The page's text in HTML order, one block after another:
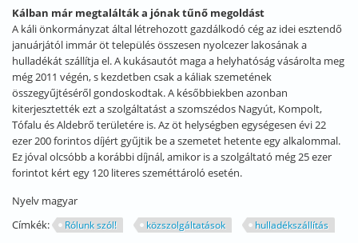
Kálban már megtalálták a jónak tűnő megoldást
A káli önkormányzat által létrehozott gazdálkodó cég az idei esztendő
januárjától immár öt település összesen nyolcezer lakosának a
hulladékát szállítja el. A kukásautót maga a helyhatóság vásárolta meg
még 2011 végén, s kezdetben csak a káliak szemetének
összegyűjtéséről gondoskodtak. A későbbiekben azonban
kiterjesztették ezt a szolgáltatást a szomszédos Nagyút, Kompolt,
Tófalu és Aldebrő területére is. Az öt helységben egységesen évi 22
ezer 200 forintos díjért gyűjtik be a szemetet hetente egy alkalommal.
Ez jóval olcsóbb a korábbi díjnál, amikor is a szolgáltató még 25 ezer
forintot kért egy 120 literes szeméttároló esetén.
Nyelv magyar
Címkék:
Rólunk szól! közszolgáltatások hulladékszállítás